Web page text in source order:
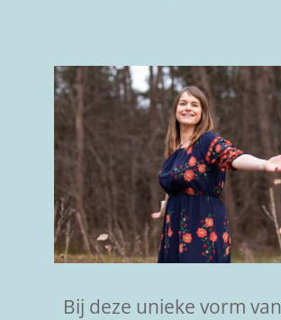
Bij deze unieke vorm van